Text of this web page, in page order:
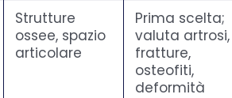
Strutture
ossee, spazio
articolare
Prima scelta;
valuta artrosi,
fratture,
osteofiti,
deformità